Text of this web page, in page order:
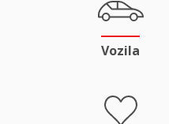
Vozila